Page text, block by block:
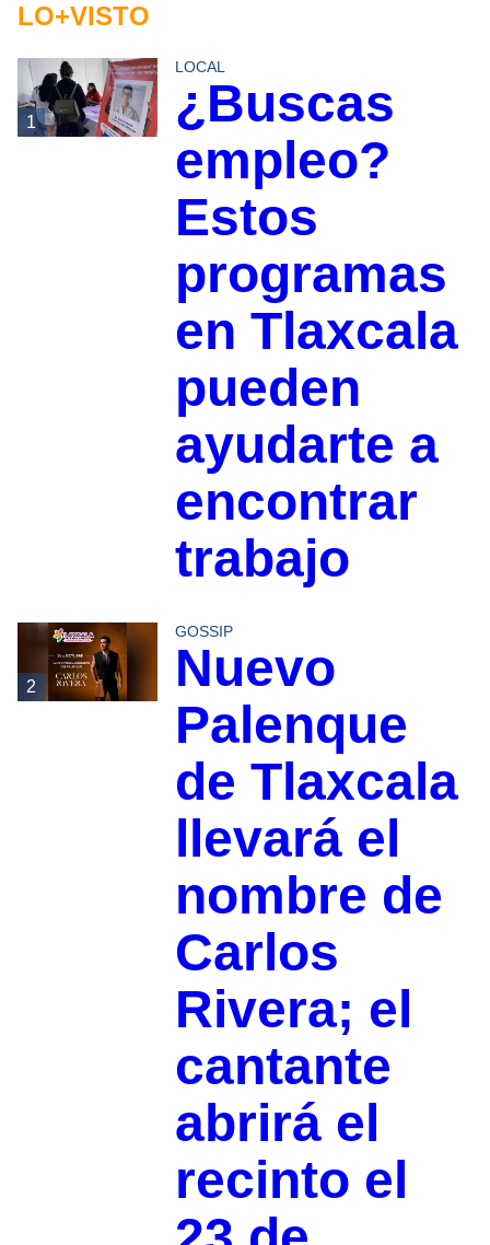
LO+VISTO
1
LOCAL
¿Buscas
empleo?
Estos
programas
en Tlaxcala
pueden
ayudarte a
encontrar
trabajo
2
GOSSIP
Nuevo
Palenque
de Tlaxcala
llevará el
nombre de
Carlos
Rivera; el
cantante
abrirá el
recinto el